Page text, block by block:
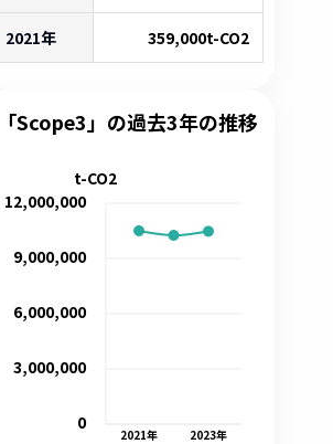
2021年 359,000t-CO2
「Scope3」の過去3年の推移
2021年 2023年
0
3,000,000
6,000,000
9,000,000
12,000,000
t-CO2